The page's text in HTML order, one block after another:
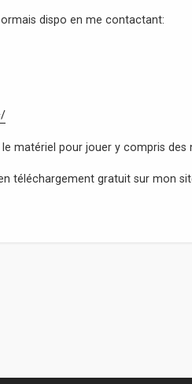
dispo en me contactant:
matériel pour jouer y compris des
téléchargement gratuit sur mon